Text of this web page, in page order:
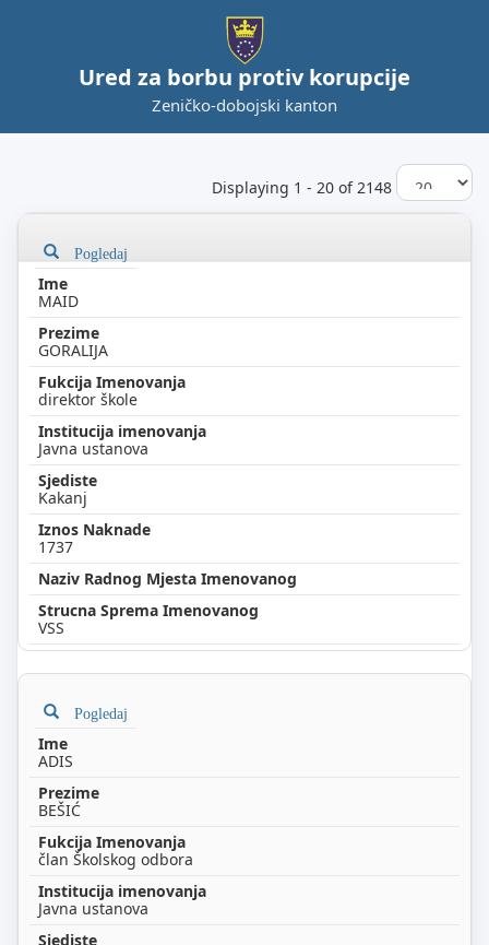
Ured za borbu protiv korupcije
Zeničko-dobojski kanton
Displaying 1 - 20 of 2148
Pogledaj
MAID
GORALIJA
direktor škole
Javna ustanova
Kakanj
1737
VSS
Pogledaj
ADIS
BEŠIĆ
član Školskog odbora
Javna ustanova